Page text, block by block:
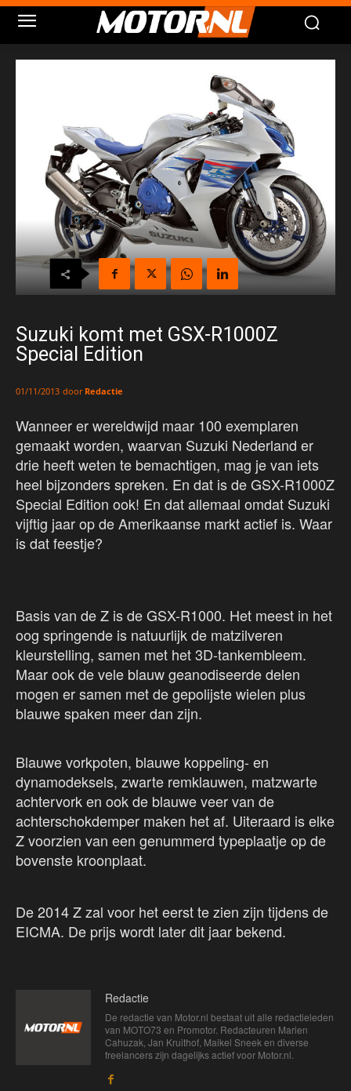
Suzuki komt met GSX-R1000Z
Special Edition
01/11/2013 door Redactie
Wanneer er wereldwijd maar 100 exemplaren
gemaakt worden, waarvan Suzuki Nederland er
drie heeft weten te bemachtigen, mag je van iets
heel bijzonders spreken. En dat is de GSX-R1000Z
Special Edition ook! En dat allemaal omdat Suzuki
vijftig jaar op de Amerikaanse markt actief is. Waar
is dat feestje?
Basis van de Z is de GSX-R1000. Het meest in het
oog springende is natuurlijk de matzilveren
kleurstelling, samen met het 3D-tankembleem.
Maar ook de vele blauw geanodiseerde delen
mogen er samen met de gepolijste wielen plus
blauwe spaken meer dan zijn.
Blauwe vorkpoten, blauwe koppeling- en
dynamodeksels, zwarte remklauwen, matzwarte
achtervork en ook de blauwe veer van de
achterschokdemper maken het af. Uiteraard is elke
Z voorzien van een genummerd typeplaatje op de
bovenste kroonplaat.
De 2014 Z zal voor het eerst te zien zijn tijdens de
EICMA. De prijs wordt later dit jaar bekend.
Redactie
De redactie van Motor.nl bestaat uit alle redactieleden
van MOTO73 en Promotor. Redacteuren Marien
Cahuzak, Jan Kruithof, Maikel Sneek en diverse
freelancers zijn dagelijks actief voor Motor.nl.